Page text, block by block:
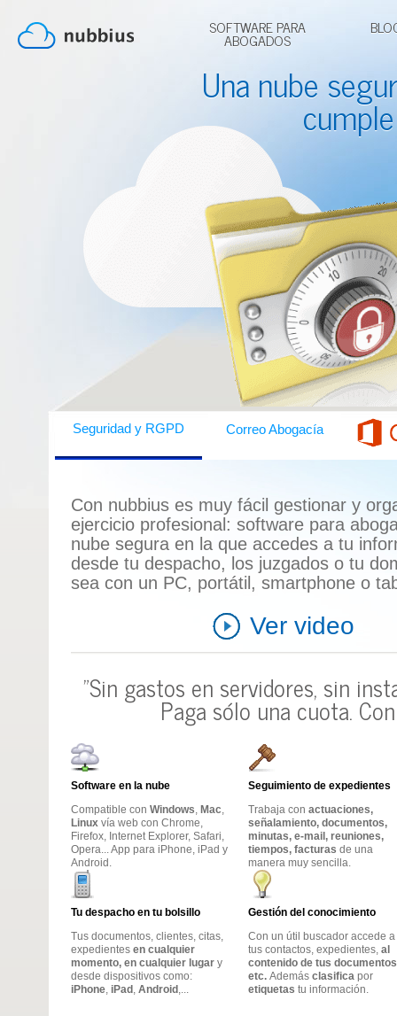
SOFTWARE PARA
ABOGADOS
Una nube
Seguridad y RGPD Correo Abogacía
Con nubbius es muy fácil gestionar y
ejercicio profesional: software para
nube segura en la que accedes a tu
desde tu despacho, los juzgados o tu
sea con un PC, portátil, smartphone o
Ver video
"Sin gastos en servidores, sin
Paga sólo una cuota.
Software en la nube
Compatible con Windows, Mac,
Linux vía web con Chrome,
Firefox, Internet Explorer, Safari,
Opera... App para iPhone, iPad y
Android.
Seguimiento de expedientes
Trabaja con actuaciones,
señalamiento, documentos,
minutas, e-mail, reuniones,
tiempos, facturas de una
manera muy sencilla.
Tu despacho en tu bolsillo
Tus documentos, clientes, citas,
expedientes en cualquier
momento, en cualquier lugar y
desde dispositivos como:
iPhone, iPad , Android ,...
Gestión del conocimiento
Con un útil buscador accede a
tus contactos, expedientes, al
contenido de tus
etc. Además clasifica por
etiquetas tu información.